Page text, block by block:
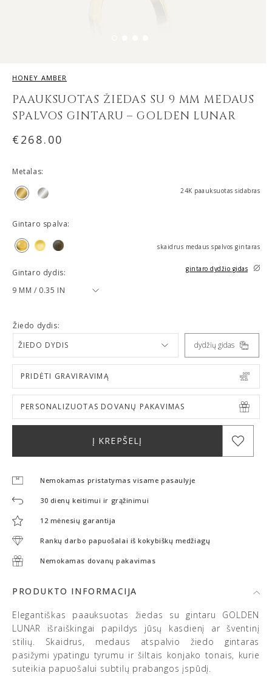
HONEY AMBER
PAAUKSUOTAS ŽIEDAS SU 9 MM MEDAUS
SPALVOS GINTARU – GOLDEN LUNAR
€ 268.00
Metalas:
24K paauksuotas sidabras
Gintaro spalva:
skaidrus medaus spalvos gintaras
Gintaro dydis:
9 MM / 0.35 IN
gintaro dydžio gidas
Žiedo dydis:
ŽIEDO DYDIS
dydžių gidas
PRIDĖTI GRAVIRAVIMĄ
PERSONALIZUOTAS DOVANŲ PAKAVIMAS
Į KREPŠELĮ
Nemokamas pristatymas visame pasaulyje
30 dienų keitimui ir grąžinimui
12 mėnesių garantija
Rankų darbo papuošalai iš kokybiškų medžiagų
Nemokamas dovanų pakavimas
PRODUKTO INFORMACIJA
Elegantiškas paauksuotas žiedas su gintaru GOLDEN
LUNAR išraiškingai papildys jūsų kasdienį ar šventinį
stilių. Skaidrus, medaus atspalvio žiedo gintaras
pasižymi ypatingu tyrumu ir šiltais konjako tonais, kurie
suteikia papuošalui subtilų prabangos įspūdį.